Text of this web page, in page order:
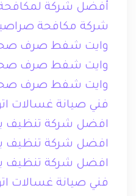
أفضل شركة
شركة مكافحة
وايت شفط صرف صحي
وايت شفط صرف صحي
وايت شفط صرف
فني صيانة غسالات
افضل شركة تنظيف
افضل شركة تنظيف
افضل شركة تنظيف
فني صيانة غسالات